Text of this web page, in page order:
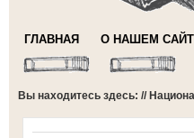
ГЛАВНАЯ О НАШЕМ
Вы находитесь здесь: //